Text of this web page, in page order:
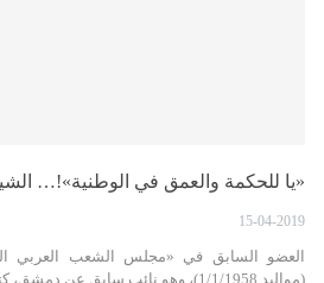
«يا للحكمة والعمق في الوطنية»!…
15-04-2019
العضو السابق في «مجلس الشعب العربي
(مواليد 1/1/1958)، وهو نائب سابق عن دمشق، كتب على…